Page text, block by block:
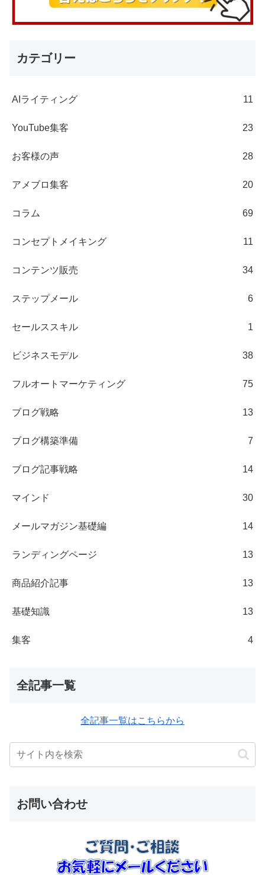
カテゴリー
AIライティング 11
YouTube集客 23
お客様の声 28
アメブロ集客 20
コラム 69
コンセプトメイキング 11
コンテンツ販売 34
ステップメール 6
セールススキル 1
ビジネスモデル 38
フルオートマーケティング 75
ブログ戦略 13
ブログ構築準備 7
ブログ記事戦略 14
マインド 30
メールマガジン基礎編 14
ランディングページ 13
商品紹介記事 13
基礎知識 13
集客 4
全記事一覧
全記事一覧はこちらから
お問い合わせ